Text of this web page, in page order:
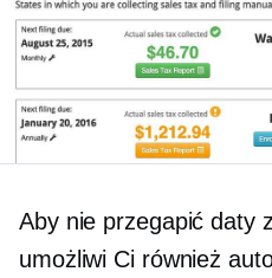
Aby nie przegapić daty
umożliwi Ci również